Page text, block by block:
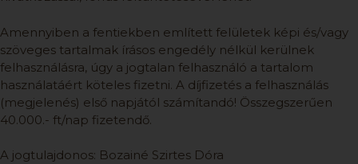
Amennyiben a fentiekben említett felületek képi és/vagy
szöveges tartalmak írásos engedély nélkül kerülnek
felhasználásra, úgy a jogtalan felhasználó a tartalom
használatáért köteles fizetni. A díjfizetés a felhasználás
(megjelenés) első napjától számítandó! Összegszerűen
40.000.- ft/nap fizetendő.
A jogtulajdonos: Bozainé Szirtes Dóra